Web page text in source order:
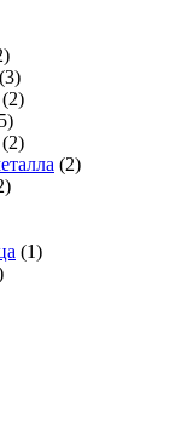
(3)
(2)
(2)
(2)
(1)